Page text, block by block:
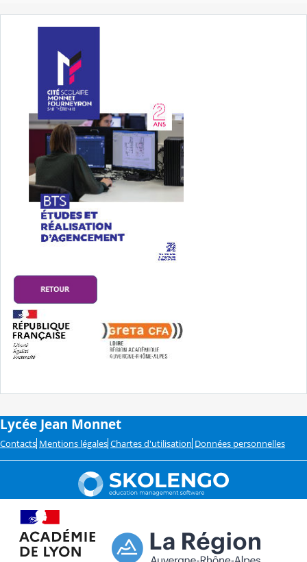
Lycée Jean Monnet
Contacts Mentions légales Chartes d'utilisation Données personnelles